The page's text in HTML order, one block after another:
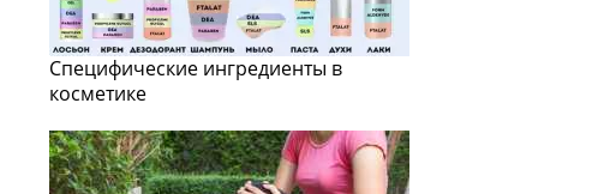
Специфические ингредиенты в
косметике